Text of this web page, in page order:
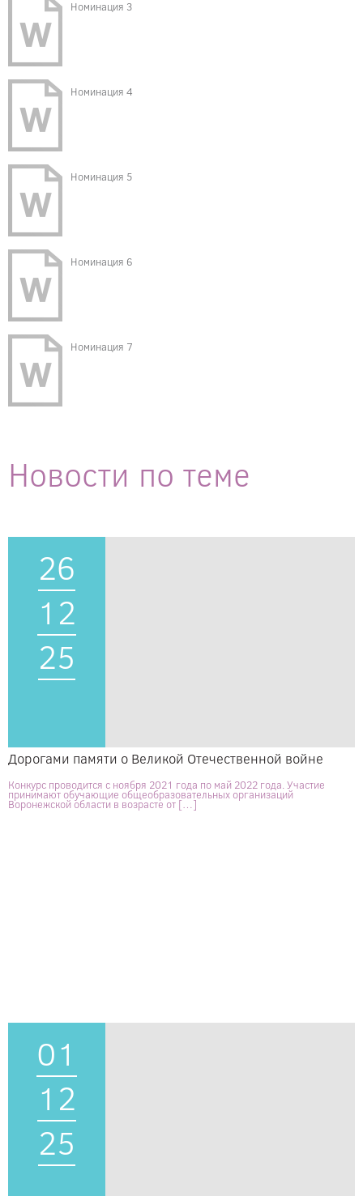
Номинация 3
Номинация 4
Номинация 5
Номинация 6
Номинация 7
Новости по теме
26
12
25
Дорогами памяти о Великой Отечественной войне
Конкурс проводится с ноября 2021 года по май 2022 года. Участие
принимают обучающие общеобразовательных организаций
Воронежской области в возрасте от […]
01
12
25